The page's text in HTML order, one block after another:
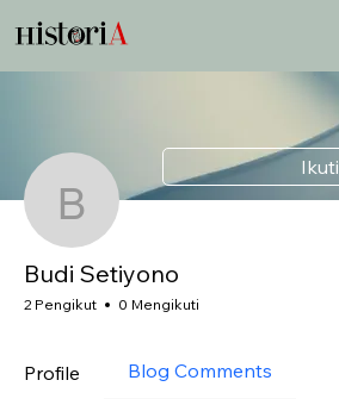
Budi Setiyono
Ikuti
Budi Setiyono
2 Pengikut 0 Mengikuti
Profile Blog Comments